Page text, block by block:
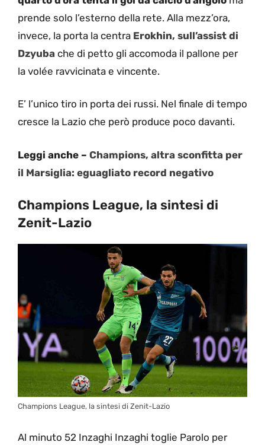
prende solo l’esterno della rete. Alla mezz’ora,
invece, la porta la centra Erokhin, sull’assist di
Dzyuba che di petto gli accomoda il pallone per
la volée ravvicinata e vincente.
E’ l’unico tiro in porta dei russi. Nel finale di tempo
cresce la Lazio che però produce poco davanti.
Leggi anche – Champions, altra sconfitta per
il Marsiglia: eguagliato record negativo
Champions League, la sintesi di
Zenit-Lazio
Champions League, la sintesi di Zenit-Lazio
Al minuto 52 Inzaghi Inzaghi toglie Parolo per